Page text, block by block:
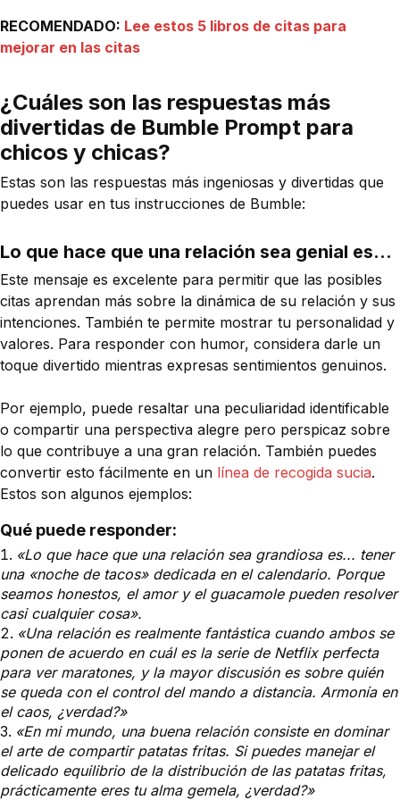
RECOMENDADO: Lee estos 5 libros de citas para
mejorar en las citas
¿Cuáles son las respuestas más
divertidas de Bumble Prompt para
chicos y chicas?
Estas son las respuestas más ingeniosas y divertidas que
puedes usar en tus instrucciones de Bumble:
Lo que hace que una relación sea genial es...
Este mensaje es excelente para permitir que las posibles
citas aprendan más sobre la dinámica de su relación y sus
intenciones. También te permite mostrar tu personalidad y
valores. Para responder con humor, considera darle un
toque divertido mientras expresas sentimientos genuinos.
Por ejemplo, puede resaltar una peculiaridad identificable
o compartir una perspectiva alegre pero perspicaz sobre
lo que contribuye a una gran relación. También puedes
convertir esto fácilmente en un línea de recogida sucia.
Estos son algunos ejemplos:
Qué puede responder:
«Lo que hace que una relación sea grandiosa es... tener
una «noche de tacos» dedicada en el calendario. Porque
seamos honestos, el amor y el guacamole pueden resolver
casi cualquier cosa».
«Una relación es realmente fantástica cuando ambos se
ponen de acuerdo en cuál es la serie de Netflix perfecta
para ver maratones, y la mayor discusión es sobre quién
se queda con el control del mando a distancia. Armonía en
el caos, ¿verdad?»
«En mi mundo, una buena relación consiste en dominar
el arte de compartir patatas fritas. Si puedes manejar el
delicado equilibrio de la distribución de las patatas fritas,
prácticamente eres tu alma gemela, ¿verdad?»